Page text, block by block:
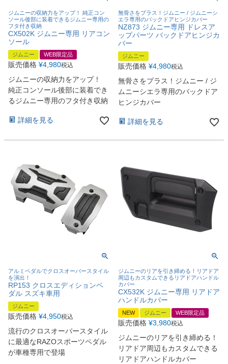
ジムニーの収納力をアップ！ 純正コン
ソール後部に装着できるジムニー専用の
フタ付き収納
CX502K ジムニー専用 リアコン
ソール
ジムニー WEB限定品
販売価格 ¥4,980税込
ジムニーの収納力をアップ！
純正コンソール後部に装着でき
るジムニー専用のフタ付き収納
詳細を見る
無骨さをプラス！ジムニー / ジムニーシ
エラ専用のバックドアヒンジカバー
NZ873 ジムニー専用 ドレスア
ップパーツ バックドアヒンジカ
バー
ジムニー
販売価格 ¥4,980税込
無骨さをプラス！ジムニー / ジ
ムニーシエラ専用のバックドア
ヒンジカバー
詳細を見る
アルミペダルでクロスオーバースタイル
を演出！
RP153 クロスエディションペ
ダル スズキ車用
ジムニー
販売価格 ¥4,950税込
流行のクロスオーバースタイル
に最適なRAZOスポーツペダル
が車種専用で登場
ジムニーのリアを引き締める！リアドア
周辺もカスタムできるリアドアハンドル
カバー
CX532K ジムニー専用 リアドア
ハンドルカバー
NEW ジムニー WEB限定品
販売価格 ¥3,980税込
ジムニーのリアを引き締める！
リアドア周辺もカスタムできる
リアドアハンドルカバー